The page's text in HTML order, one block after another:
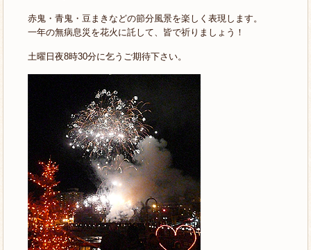
赤鬼・青鬼・豆まきなどの節分風景を楽しく表現します。
一年の無病息災を花火に託して、皆で祈りましょう！
土曜日夜8時30分に乞うご期待下さい。